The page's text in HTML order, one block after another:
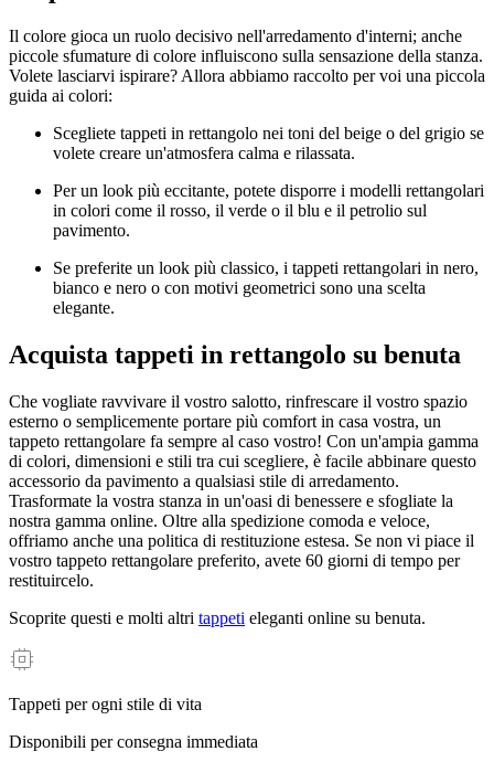
Il colore gioca un ruolo decisivo nell'arredamento d'interni; anche
piccole sfumature di colore influiscono sulla sensazione della stanza.
Volete lasciarvi ispirare? Allora abbiamo raccolto per voi una piccola
guida ai colori:
Scegliete tappeti in rettangolo nei toni del beige o del grigio se
volete creare un'atmosfera calma e rilassata.
Per un look più eccitante, potete disporre i modelli rettangolari
in colori come il rosso, il verde o il blu e il petrolio sul
pavimento.
Se preferite un look più classico, i tappeti rettangolari in nero,
bianco e nero o con motivi geometrici sono una scelta
elegante.
Acquista tappeti in rettangolo su benuta
Che vogliate ravvivare il vostro salotto, rinfrescare il vostro spazio
esterno o semplicemente portare più comfort in casa vostra, un
tappeto rettangolare fa sempre al caso vostro! Con un'ampia gamma
di colori, dimensioni e stili tra cui scegliere, è facile abbinare questo
accessorio da pavimento a qualsiasi stile di arredamento.
Trasformate la vostra stanza in un'oasi di benessere e sfogliate la
nostra gamma online. Oltre alla spedizione comoda e veloce,
offriamo anche una politica di restituzione estesa. Se non vi piace il
vostro tappeto rettangolare preferito, avete 60 giorni di tempo per
restituircelo.
Scoprite questi e molti altri tappeti eleganti online su benuta.
Tappeti per ogni stile di vita
Disponibili per consegna immediata